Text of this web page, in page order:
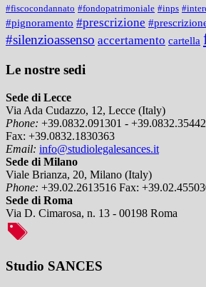
#fiscocondannato #fondopatrimoniale #inps
#pignoramento #prescrizione
#silenzioassenso accertamento cartella
Le nostre sedi
Sede di Lecce
Via Ada Cudazzo, 12, Lecce (Italy)
Phone: +39.0832.091301 -
Fax: +39.0832.1830363
Email: info@studiolegalesances.it
Sede di Milano
Viale Brianza, 20, Milano (Italy)
Phone: +39.02.2613516 Fax:
Sede di Roma
Via D. Cimarosa, n. 13 - 00198 Roma
Studio SANCES